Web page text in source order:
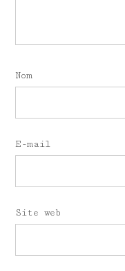
Nom
E-mail
Site web